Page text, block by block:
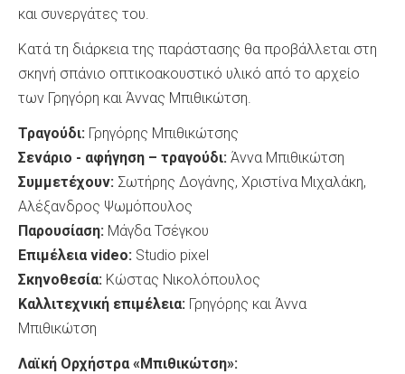
και συνεργάτες του.
Κατά τη διάρκεια της παράστασης θα προβάλλεται στη
σκηνή σπάνιο οπτικοακουστικό υλικό από το αρχείο
των Γρηγόρη και Άννας Μπιθικώτση.
Τραγούδι: Γρηγόρης Μπιθικώτσης
Σενάριο - αφήγηση – τραγούδι: Άννα Μπιθικώτση
Συμμετέχουν: Σωτήρης Δογάνης, Χριστίνα Μιχαλάκη,
Αλέξανδρος Ψωμόπουλος
Παρουσίαση: Μάγδα Τσέγκου
Επιμέλειαvideo: Studio pixel
Σκηνοθεσία: Κώστας Νικολόπουλος
Καλλιτεχνική επιμέλεια: Γρηγόρης και Άννα
Μπιθικώτση
Λαϊκή Ορχήστρα «Μπιθικώτση»: